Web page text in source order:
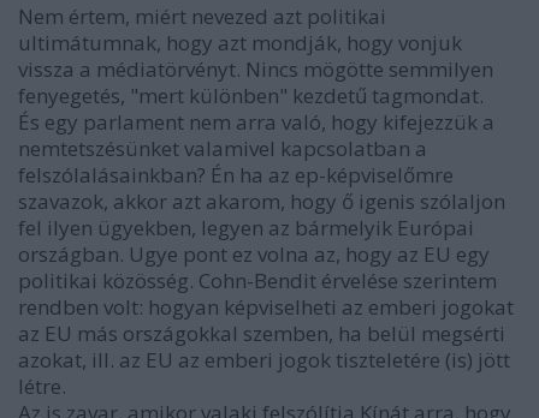
Nem értem, miért nevezed azt politikai
ultimátumnak, hogy azt mondják, hogy vonjuk
vissza a médiatörvényt. Nincs mögötte semmilyen
fenyegetés, "mert különben" kezdetű tagmondat.
És egy parlament nem arra való, hogy kifejezzük a
nemtetszésünket valamivel kapcsolatban a
felszólalásainkban? Én ha az ep-képviselőmre
szavazok, akkor azt akarom, hogy ő igenis szólaljon
fel ilyen ügyekben, legyen az bármelyik Európai
országban. Ugye pont ez volna az, hogy az EU egy
politikai közösség. Cohn-Bendit érvelése szerintem
rendben volt: hogyan képviselheti az emberi jogokat
az EU más országokkal szemben, ha belül megsérti
azokat, ill. az EU az emberi jogok tiszteletére (is) jött
létre.